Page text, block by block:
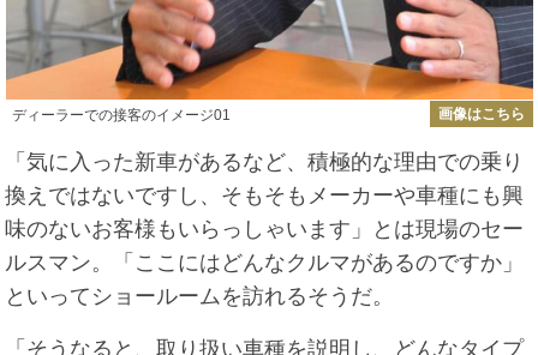
ディーラーでの接客のイメージ01 画像はこちら
「気に入った新車があるなど、積極的な理由での乗り
換えではないですし、そもそもメーカーや車種にも興
味のないお客様もいらっしゃいます」とは現場のセー
ルスマン。「ここにはどんなクルマがあるのですか」
といってショールームを訪れるそうだ。
「そうなると、取り扱い車種を説明し、どんなタイプ